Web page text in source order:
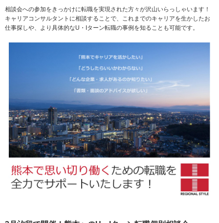
相談会への参加をきっかけに転職を実現された方々が沢山いらっしゃいます！
キャリアコンサルタントに相談することで、これまでのキャリアを生かしたお
仕事探しや、より具体的なU・Iターン転職の事例を知ることも可能です。